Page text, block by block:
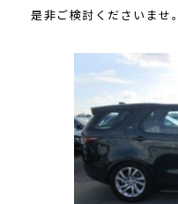
是非ご検討くださいませ。